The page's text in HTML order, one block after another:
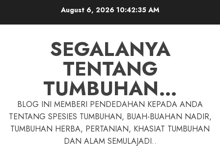
August 6, 2026 10:42:35 AM
SEGALANYA
TENTANG
TUMBUHAN…
BLOG INI MEMBERI PENDEDAHAN KEPADA ANDA
TENTANG SPESIES TUMBUHAN, BUAH-BUAHAN NADIR,
TUMBUHAN HERBA, PERTANIAN, KHASIAT TUMBUHAN
DAN ALAM SEMULAJADI..